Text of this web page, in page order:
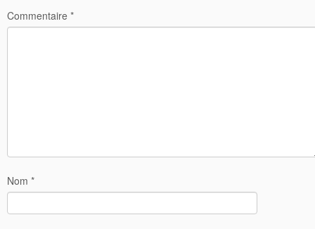
Commentaire *
Nom *